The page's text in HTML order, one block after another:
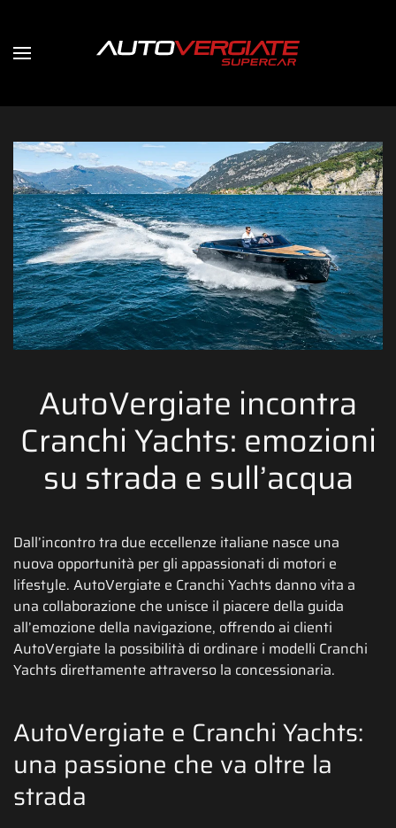
AutoVergiate incontra
Cranchi Yachts: emozioni
su strada e sull’acqua
Dall’incontro tra due eccellenze italiane nasce una
nuova opportunità per gli appassionati di motori e
lifestyle. AutoVergiate e Cranchi Yachts danno vita a
una collaborazione che unisce il piacere della guida
all’emozione della navigazione, offrendo ai clienti
AutoVergiate la possibilità di ordinare i modelli Cranchi
Yachts direttamente attraverso la concessionaria.
AutoVergiate e Cranchi Yachts:
una passione che va oltre la
strada